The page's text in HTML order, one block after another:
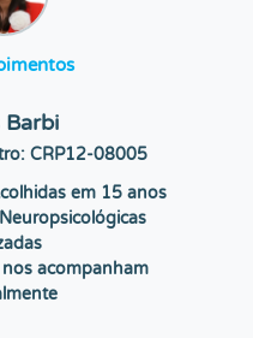
Barbi
CRP12-08005
em 15 anos
nos acompanham